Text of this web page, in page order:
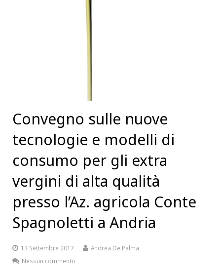
Convegno sulle nuove
tecnologie e modelli di
consumo per gli extra
vergini di alta qualità
presso l’Az. agricola Conte
Spagnoletti a Andria
13 Settembre 2017
Andrea De Palma
Nessun commento